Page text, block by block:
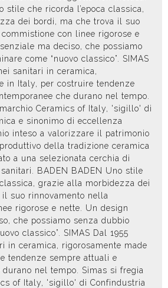
stile che ricorda l’epoca classica,
dei bordi, ma che trova il suo
con linee rigorose e
ma deciso, che possiamo
come “nuovo classico”. SIMAS
sanitari in ceramica,
in Italy, per costruire tendenze
che durano nel tempo.
Ceramics of Italy, 'sigillo' di
e sinonimo di eccellenza
inteso a valorizzare il patrimonio
della tradizione ceramica
a una selezionata cerchia di
BADEN BADEN Uno stile
grazie alla morbidezza dei
suo rinnovamento nella
rigorose e nette. Un design
che possiamo senza dubbio
classico”. SIMAS Dal 1955
in ceramica, rigorosamente made
tendenze sempre attuali e
durano nel tempo. Simas si fregia
of Italy, 'sigillo' di Confindustria